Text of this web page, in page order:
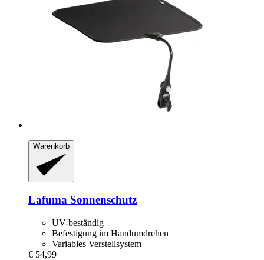
Warenkorb
Lafuma Sonnenschutz
UV-beständig
Befestigung im Handumdrehen
Variables Verstellsystem
€ 54,99